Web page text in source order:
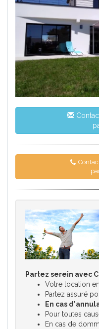
Partez serein avec
Votre location
Partez assuré
En cas
Pour toutes
En cas de